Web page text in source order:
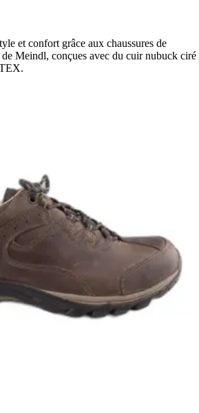
et confort grâce aux chaussures de
Meindl, conçues avec du cuir nubuck ciré